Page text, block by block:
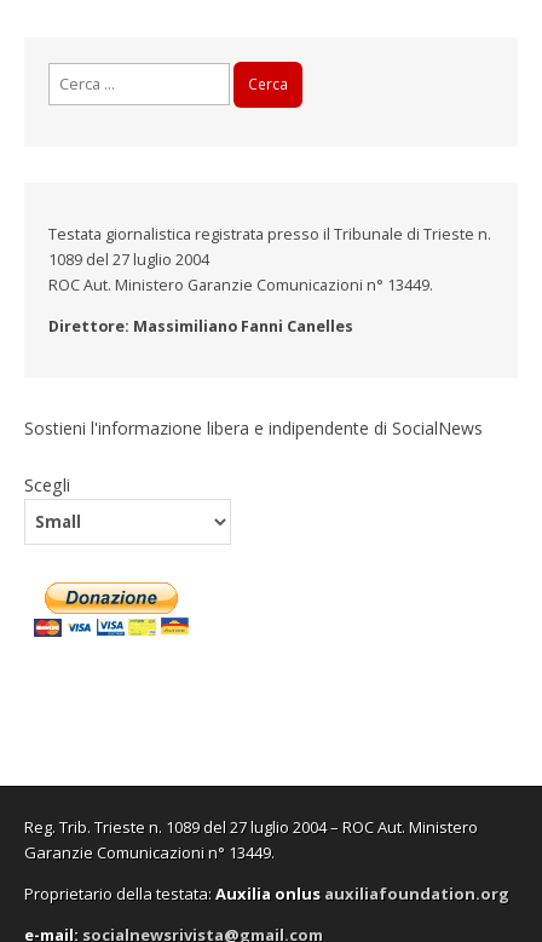
Testata giornalistica registrata presso il Tribunale di Trieste n.
1089 del 27 luglio 2004
ROC Aut. Ministero Garanzie Comunicazioni n° 13449.
Direttore: Massimiliano Fanni Canelles
Sostieni l'informazione libera e indipendente di SocialNews
Scegli
Reg. Trib. Trieste n. 1089 del 27 luglio 2004 – ROC Aut. Ministero
Garanzie Comunicazioni n° 13449.
Proprietario della testata:Auxilia onlus auxiliafoundation.org
e-mail: socialnewsrivista@gmail.com